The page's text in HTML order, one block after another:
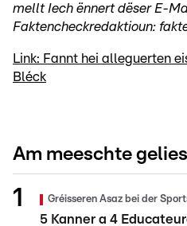
mellt Iech ënnert dëser E-
Faktencheckredaktioun:
Link: Fannt hei alleguerten
Bléck
Am meeschte gelies
Gréisseren Asaz bei der
5 Kanner a 4